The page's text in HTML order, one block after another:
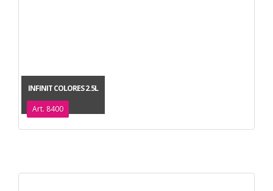
INFINIT COLORES 2.5L
Art. 8400